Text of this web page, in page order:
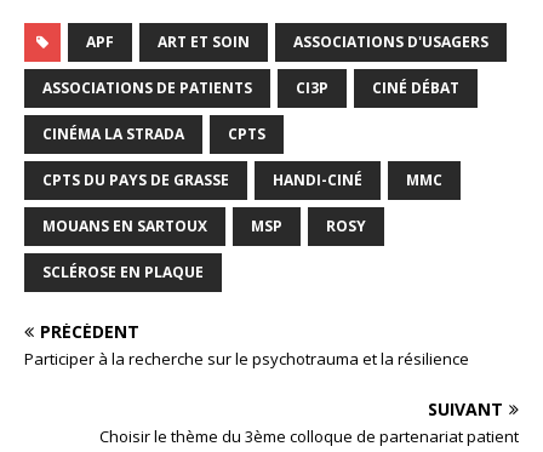
APF ART ET SOIN ASSOCIATIONS D'USAGERS
ASSOCIATIONS DE PATIENTS CI3P CINÉ DÉBAT
CINÉMA LA STRADA CPTS
CPTS DU PAYS DE GRASSE HANDI-CINÉ MMC
MOUANS EN SARTOUX MSP ROSY
SCLÉROSE EN PLAQUE
PRÉCÉDENT
Participer à la recherche sur le psychotrauma et la résilience
SUIVANT
Choisir le thème du 3ème colloque de partenariat patient